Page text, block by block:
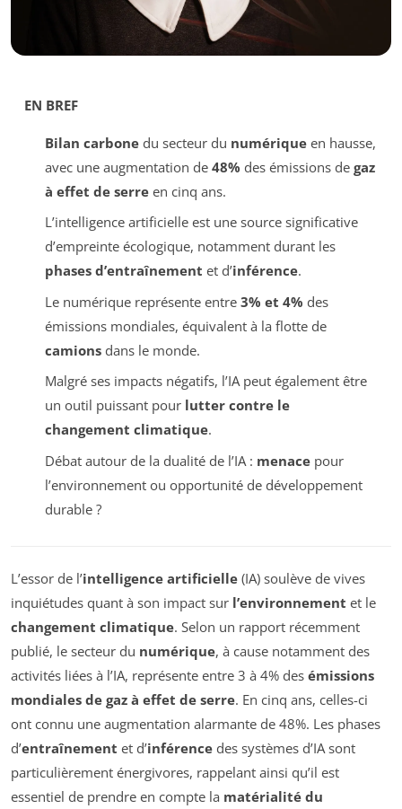
EN BREF
Bilan carbonedu secteur du numériqueen hausse,
avec une augmentation de 48% des émissions de gaz
à effet de serreen cinq ans.
L’intelligence artificielle est une source significative
d’empreinte écologique, notamment durant les
phases d’entraînement et d’inférence.
Le numérique représente entre 3% et 4% des
émissions mondiales, équivalent à la flotte de
camionsdans le monde.
Malgré ses impacts négatifs, l’IA peut également être
un outil puissant pour lutter contre le
changement climatique.
Débat autour de la dualité de l’IA : menacepour
l’environnement ou opportunité de développement
durable ?
L’essor de l’intelligence artificielle (IA) soulève de vives
inquiétudes quant à son impact sur l’environnement et le
changement climatique. Selon un rapport récemment
publié, le secteur du numérique, à cause notamment des
activités liées à l’IA, représente entre 3 à 4% des émissions
mondiales de gaz à effet de serre. En cinq ans, celles-ci
ont connu une augmentation alarmante de 48%. Les phases
d’entraînement et d’inférence des systèmes d’IA sont
particulièrement énergivores, rappelant ainsi qu’il est
essentiel de prendre en compte la matérialité du